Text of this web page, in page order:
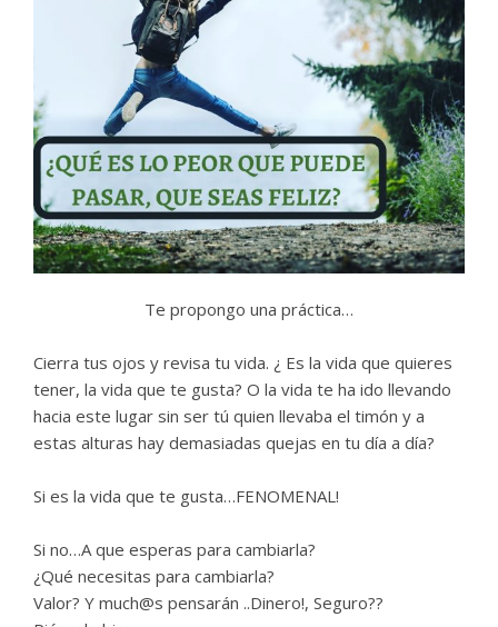
Te propongo una práctica…
Cierra tus ojos y revisa tu vida. ¿ Es la vida que quieres
tener, la vida que te gusta? O la vida te ha ido llevando
hacia este lugar sin ser tú quien llevaba el timón y a
estas alturas hay demasiadas quejas en tu día a día?
Si es la vida que te gusta…FENOMENAL!
Si no…A que esperas para cambiarla?
¿Qué necesitas para cambiarla?
Valor? Y much@s pensarán ..Dinero!, Seguro??